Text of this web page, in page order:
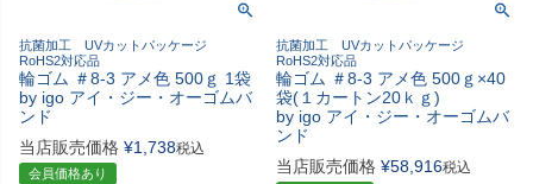
抗菌加工 UVカットパッケージ
RoHS2対応品
輪ゴム ＃8-3 アメ色 500ｇ 1袋
by igo アイ・ジー・オーゴムバ
ンド
当店販売価格 ¥1,738税込
会員価格あり
抗菌加工 UVカットパッケージ
RoHS2対応品
輪ゴム ＃8-3 アメ色 500ｇ×40
袋(１カートン20ｋｇ)
by igo アイ・ジー・オーゴムバ
ンド
当店販売価格 ¥58,916税込